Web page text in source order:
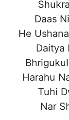
Daas
He
Daitya
Harahu
Tuhi
Nar